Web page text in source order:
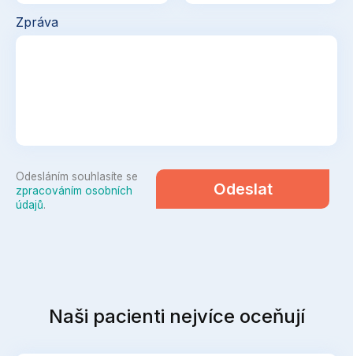
Naši pacienti nejvíce oceňují
Zpráva
Odesláním souhlasíte se
zpracováním osobních
údajů.
Odeslat